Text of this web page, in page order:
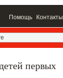
Помощь Контакты
первых